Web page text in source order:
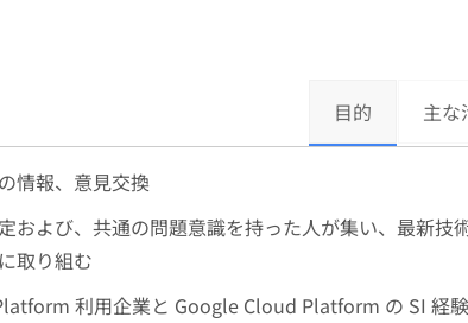
目的 主な
情報、意見交換
および、共通の問題意識を持った人が集い、最新技
取り組む
利用企業と Google Cloud Platform の SI 経